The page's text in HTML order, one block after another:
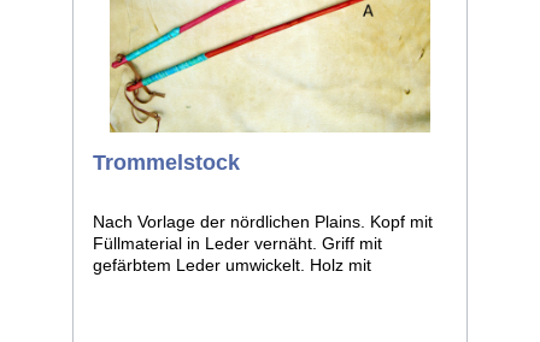
Trommelstock
Nach Vorlage der nördlichen Plains. Kopf mit
Füllmaterial in Leder vernäht. Griff mit
gefärbtem Leder umwickelt. Holz mit